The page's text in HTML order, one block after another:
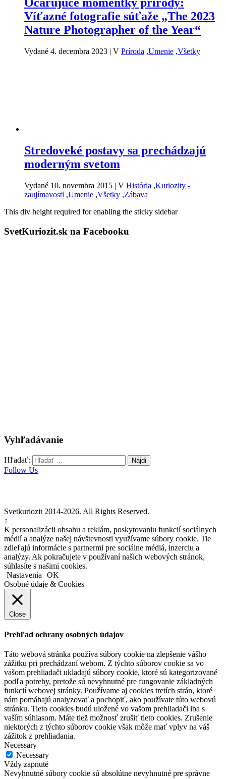
Víťazné fotografie súťaže „The 2023
Nature Photographer of the Year“
Vydané 4. decembra 2023 | V Príroda ,Umenie ,Všetky
Stredoveké postavy sa prechádzajú
moderným svetom
Vydané 10. novembra 2015 | V História ,Kuriozity -
zaujímavosti ,Umenie ,Všetky ,Zábava
This div height required for enabling the sticky sidebar
SvetKuriozit.sk na Facebooku
Vyhľadávanie
Hľadať:
Follow Us
Svetkuriozit 2014-2026. All Rights Reserved.
↑
K personalizácii obsahu a reklám, poskytovaniu funkcií sociálnych
médií a analýze našej návštevnosti využívame súbory cookie. Tie
zdieľajú informácie s partnermi pre sociálne médiá, inzerciu a
analýzy. Ak pokračujete v používaní našich webových stránok,
súhlasíte s našimi cookies.
Nastavenia
OK
Osobné údaje & Cookies
Close
Prehľad ochrany osobných údajov
Táto webová stránka používa súbory cookie na zlepšenie vášho
zážitku pri prechádzaní webom. Z týchto súborov cookie sa vo
vašom prehliadači ukladajú súbory cookie, ktoré sú kategorizované
podľa potreby, pretože sú nevyhnutné pre fungovanie základných
funkcií webovej stránky. Používame aj cookies tretích strán, ktoré
nám pomáhajú analyzovať a pochopiť, ako používate túto webovú
stránku. Tieto cookies budú uložené vo vašom prehliadači iba s
vaším súhlasom. Máte tiež možnosť zrušiť tieto cookies. Zrušenie
niektorých z týchto súborov cookie však môže mať vplyv na váš
zážitok z prehliadania.
Necessary
Necessary
Vždy zapnuté
Nevyhnutné súbory cookie sú absolútne nevyhnutné pre správne